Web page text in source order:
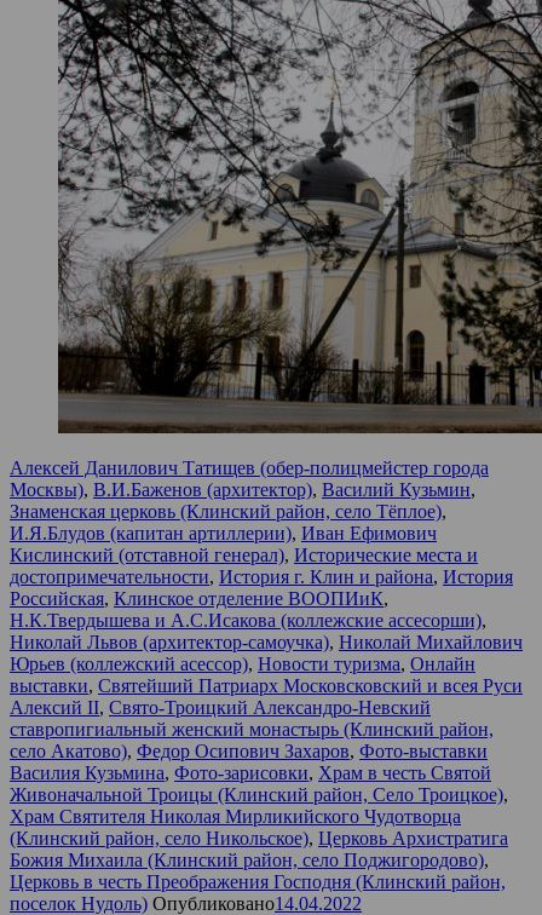
Алексей Данилович Татищев (обер-полицмейстер города
Москвы), В.И.Баженов (архитектор), Василий Кузьмин,
Знаменская церковь (Клинский район, село Тёплое),
И.Я.Блудов (капитан артиллерии), Иван Ефимович
Кислинский (отставной генерал), Исторические места и
достопримечательности, История г. Клин и района, История
Российская, Клинское отделение ВООПИиК,
Н.К.Твердышева и А.С.Исакова (коллежские ассесорши),
Николай Львов (архитектор-самоучка), Николай Михайлович
Юрьев (коллежский асессор), Новости туризма, Онлайн
выставки, Святейший Патриарх Московсковский и всея Руси
Алексий II, Свято-Троицкий Александро-Невский
ставропигиальный женский монастырь (Клинский район,
село Акатово), Федор Осипович Захаров, Фото-выставки
Василия Кузьмина, Фото-зарисовки, Храм в честь Святой
Живоначальной Троицы (Клинский район, Село Троицкое),
Храм Святителя Николая Мирликийского Чудотворца
(Клинский район, село Никольское), Церковь Архистратига
Божия Михаила (Клинский район, село Поджигородово),
Церковь в честь Преображения Господня (Клинский район,
поселок Нудоль) Опубликовано14.04.2022